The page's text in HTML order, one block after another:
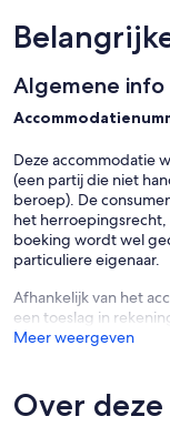
Algemene info
Deze accommodatie
(een partij die niet
beroep). De
het herroepingsrecht,
boeking wordt wel
particuliere eigenaar.
Afhankelijk van het
een toeslag in
Meer weergeven
Over